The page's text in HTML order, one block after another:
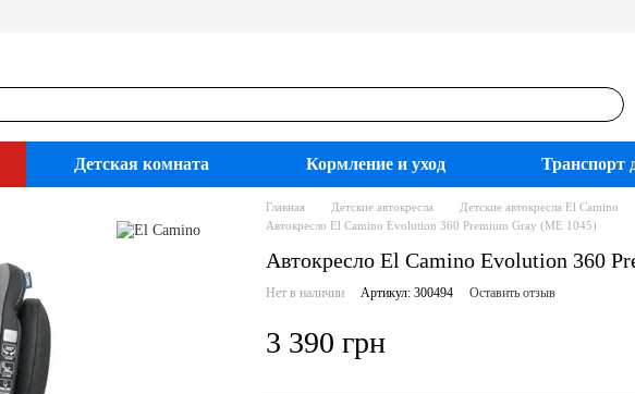
Детская комната Кормление и уход Транспорт
Главная Детские автокресла
Детские автокресла El Camino
Автокресло El Camino Evolution 360 Premium Gray (ME 1045)
Автокресло El Camino Evolution 360
Нет в наличии Артикул: 300494 Оставить отзыв
3 390 грн